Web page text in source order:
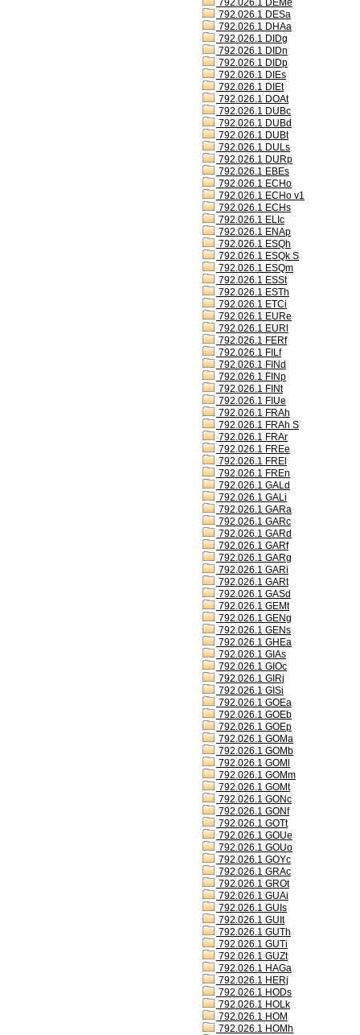
792.026.1 DEMe
792.026.1 DESa
792.026.1 DHAa
792.026.1 DIDg
792.026.1 DIDn
792.026.1 DIDp
792.026.1 DIEs
792.026.1 DIEt
792.026.1 DOAt
792.026.1 DUBc
792.026.1 DUBd
792.026.1 DUBt
792.026.1 DULs
792.026.1 DURp
792.026.1 EBEs
792.026.1 ECHo
792.026.1 ECHo v1
792.026.1 ECHs
792.026.1 ELIc
792.026.1 ENAp
792.026.1 ESQh
792.026.1 ESQk S
792.026.1 ESQm
792.026.1 ESSt
792.026.1 ESTh
792.026.1 ETCi
792.026.1 EURe
792.026.1 EURl
792.026.1 FERf
792.026.1 FILf
792.026.1 FINd
792.026.1 FINp
792.026.1 FINt
792.026.1 FIUe
792.026.1 FRAh
792.026.1 FRAh S
792.026.1 FRAr
792.026.1 FREe
792.026.1 FREl
792.026.1 FREn
792.026.1 GALd
792.026.1 GALi
792.026.1 GARa
792.026.1 GARc
792.026.1 GARd
792.026.1 GARf
792.026.1 GARg
792.026.1 GARi
792.026.1 GARt
792.026.1 GASd
792.026.1 GEMt
792.026.1 GENg
792.026.1 GENs
792.026.1 GHEa
792.026.1 GIAs
792.026.1 GIOc
792.026.1 GIRj
792.026.1 GISi
792.026.1 GOEa
792.026.1 GOEb
792.026.1 GOEp
792.026.1 GOMa
792.026.1 GOMb
792.026.1 GOMl
792.026.1 GOMm
792.026.1 GOMt
792.026.1 GONc
792.026.1 GONf
792.026.1 GOTt
792.026.1 GOUe
792.026.1 GOUo
792.026.1 GOYc
792.026.1 GRAc
792.026.1 GROt
792.026.1 GUAi
792.026.1 GUIs
792.026.1 GUIt
792.026.1 GUTh
792.026.1 GUTi
792.026.1 GUZt
792.026.1 HAGa
792.026.1 HERj
792.026.1 HODs
792.026.1 HOLk
792.026.1 HOM
792.026.1 HOMh